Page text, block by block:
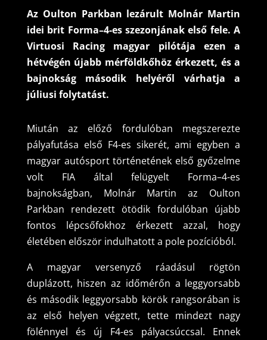
Az Oulton Parkban lezárult Molnár Martin
idei brit Forma–4-es szezonjának első fele. A
Virtuosi Racing magyar pilótája ezen a
hétvégén újabb mérföldkőhöz érkezett, és a
bajnokság második helyéről várhatja a
júliusi folytatást.
Miután az előző fordulóban megszerezte
pályafutása első F4-es sikerét, ami egyben a
magyar autósport történetének első győzelme
volt FIA által felügyelt Forma–4-es
bajnokságban, Molnár Martin az Oulton
Parkban rendezett ötödik fordulóban újabb
fontos lépcsőfokhoz érkezett azzal, hogy
életében először indulhatott a pole pozícióból.
A magyar versenyző ráadásul rögtön
duplázott, hiszen az időmérőn a leggyorsabb
és második leggyorsabb körök rangsorában is
az első helyen végzett, tette mindezt nagy
fölénnyel és új F4-es pályacsúccsal. Ennek